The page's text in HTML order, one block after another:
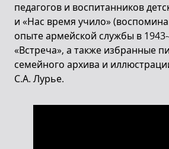
педагогов и воспитанников
и «Нас время учило»
опыте армейской службы в 1943-
«Встреча», а также избранные
семейного архива и
С.А. Лурье.